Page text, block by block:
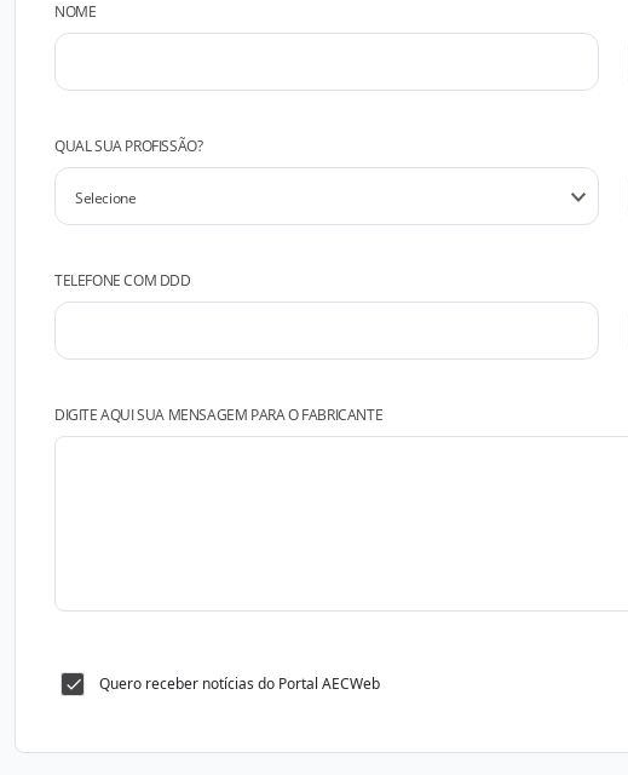
NOME
QUAL SUA PROFISSÃO?
TELEFONE COM DDD
DIGITE AQUI SUA MENSAGEM PARA O FABRICANTE
Quero receber notícias do Portal AECWeb